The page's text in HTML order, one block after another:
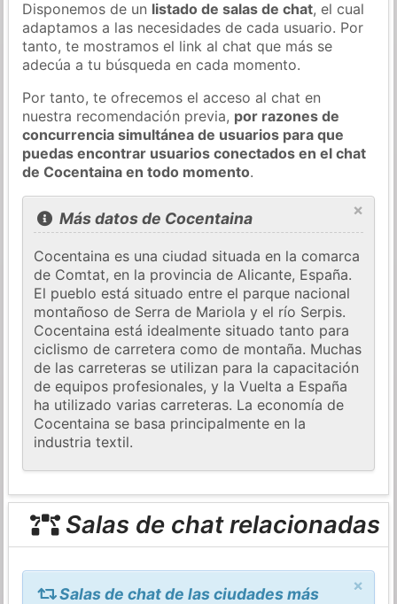
Disponemos de un listado de salas de chat, el cual
adaptamos a las necesidades de cada usuario. Por
tanto, te mostramos el link al chat que más se
adecúa a tu búsqueda en cada momento.
Por tanto, te ofrecemos el acceso al chat en
nuestra recomendación previa, por razones de
concurrencia simultánea de usuarios para que
puedas encontrar usuarios conectados en el chat
de Cocentaina en todo momento.
×
Más datos de Cocentaina
Cocentaina es una ciudad situada en la comarca
de Comtat, en la provincia de Alicante, España.
El pueblo está situado entre el parque nacional
montañoso de Serra de Mariola y el río Serpis.
Cocentaina está idealmente situado tanto para
ciclismo de carretera como de montaña. Muchas
de las carreteras se utilizan para la capacitación
de equipos profesionales, y la Vuelta a España
ha utilizado varias carreteras. La economía de
Cocentaina se basa principalmente en la
industria textil.
Salas de chat relacionadas
×
Salas de chat de las ciudades más